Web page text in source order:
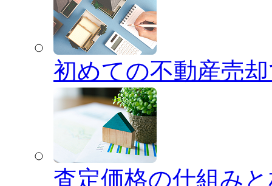
初めての不動産売
査定価格の仕組み